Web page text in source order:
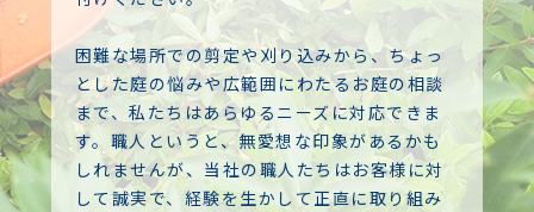
困難な場所での剪定や刈り込みから、ちょっ
とした庭の悩みや広範囲にわたるお庭の相談
まで、私たちはあらゆるニーズに対応できま
す。職人というと、無愛想な印象があるかも
しれませんが、当社の職人たちはお客様に対
して誠実で、経験を生かして正直に取り組み